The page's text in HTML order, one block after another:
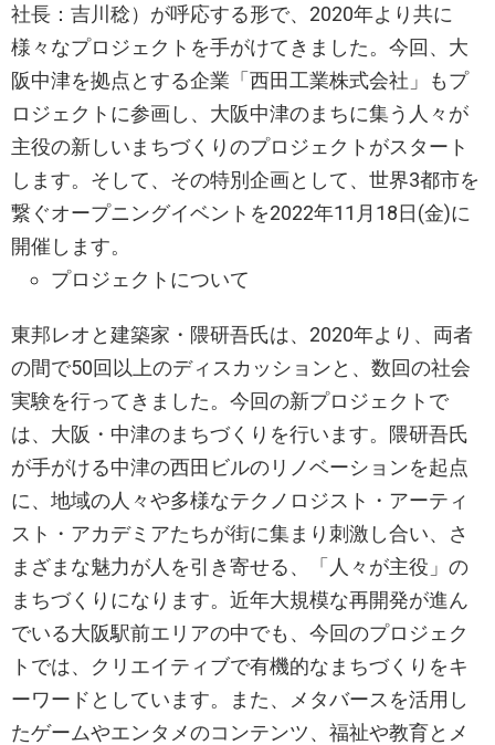
社長：吉川稔）が呼応する形で、2020年より共に
様々なプロジェクトを手がけてきました。今回、大
阪中津を拠点とする企業「西田工業株式会社」もプ
ロジェクトに参画し、大阪中津のまちに集う人々が
主役の新しいまちづくりのプロジェクトがスタート
します。そして、その特別企画として、世界3都市を
繋ぐオープニングイベントを2022年11月18日(金)に
開催します。
プロジェクトについて
東邦レオと建築家・隈研吾⽒は、2020年より、両者
の間で50回以上のディスカッションと、数回の社会
実験を行ってきました。今回の新プロジェクトで
は、大阪・中津のまちづくりを行います。隈研吾氏
が手がける中津の西田ビルのリノベーションを起点
に、地域の人々や多様なテクノロジスト・アーティ
スト・アカデミアたちが街に集まり刺激し合い、さ
まざまな魅力が人を引き寄せる、「人々が主役」の
まちづくりになります。近年大規模な再開発が進ん
でいる大阪駅前エリアの中でも、今回のプロジェク
トでは、クリエイティブで有機的なまちづくりをキ
ーワードとしています。また、メタバースを活用し
たゲームやエンタメのコンテンツ、福祉や教育とメ